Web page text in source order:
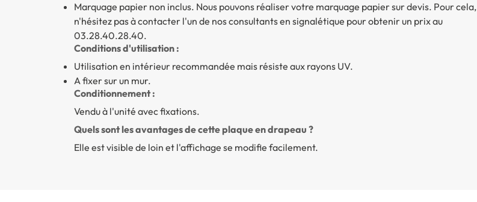
Marquage papier non inclus. Nous pouvons réaliser votre marquage papier sur devis. Pour cela,
n'hésitez pas à contacter l'un de nos consultants en signalétique pour obtenir un prix au
03.28.40.28.40.
Conditions d'utilisation :
Utilisation en intérieur recommandée mais résiste aux rayons UV.
A fixer sur un mur.
Conditionnement :
Vendu à l'unité avec fixations.
Quels sont les avantages de cette plaque en drapeau ?
Elle est visible de loin et l'affichage se modifie facilement.